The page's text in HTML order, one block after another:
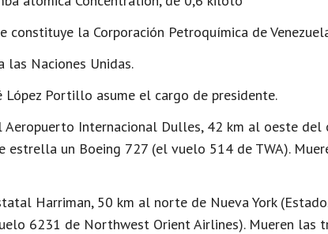
constituye la Corporación Petroquímica de
las Naciones Unidas.
López Portillo asume el cargo de presidente.
Internacional Dulles, 42 km al oeste del
estrella un Boeing 727 (el vuelo 514 de TWA).
Harriman, 50 km al norte de Nueva York
6231 de Northwest Orient Airlines). Mueren las